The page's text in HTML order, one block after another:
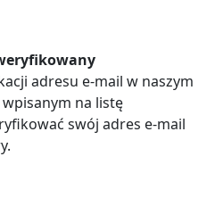
adresu e-mail w naszym
na listę
swój adres e-mail